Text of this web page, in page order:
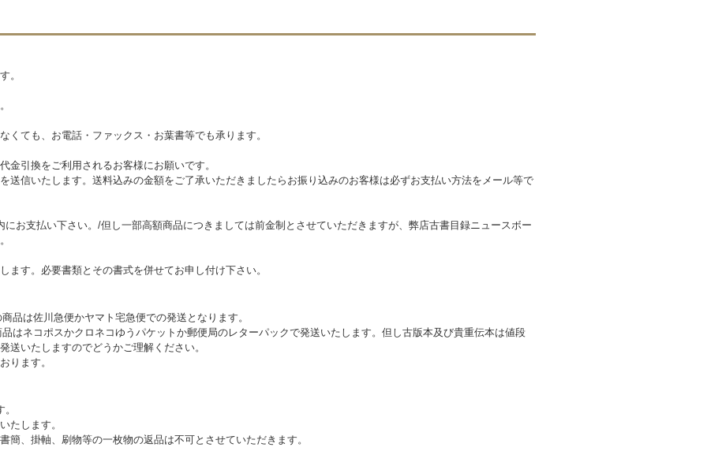
。
ても、お電話・ファックス・お葉書等でも承ります。
引換をご利用されるお客様にお願いです。
送信いたします。送料込みの金額をご了承いただきましたらお振り込みのお客様は必ずお支払い方法をメール等で
お支払い下さい。/但し一部高額商品につきましては前金制とさせていただきますが、弊店古書目録ニュースボー
す。必要書類とその書式を併せてお申し付け下さい。
は佐川急便かヤマト宅急便での発送となります。
ネコポスかクロネコゆうパケットか郵便局のレターパックで発送いたします。但し古版本及び貴重伝本は値段
送いたしますのでどうかご理解ください。
ります。
たします。
、掛軸、刷物等の一枚物の返品は不可とさせていただきます。